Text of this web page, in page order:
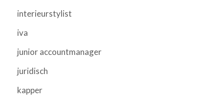
interieurstylist
iva
junior accountmanager
juridisch
kapper